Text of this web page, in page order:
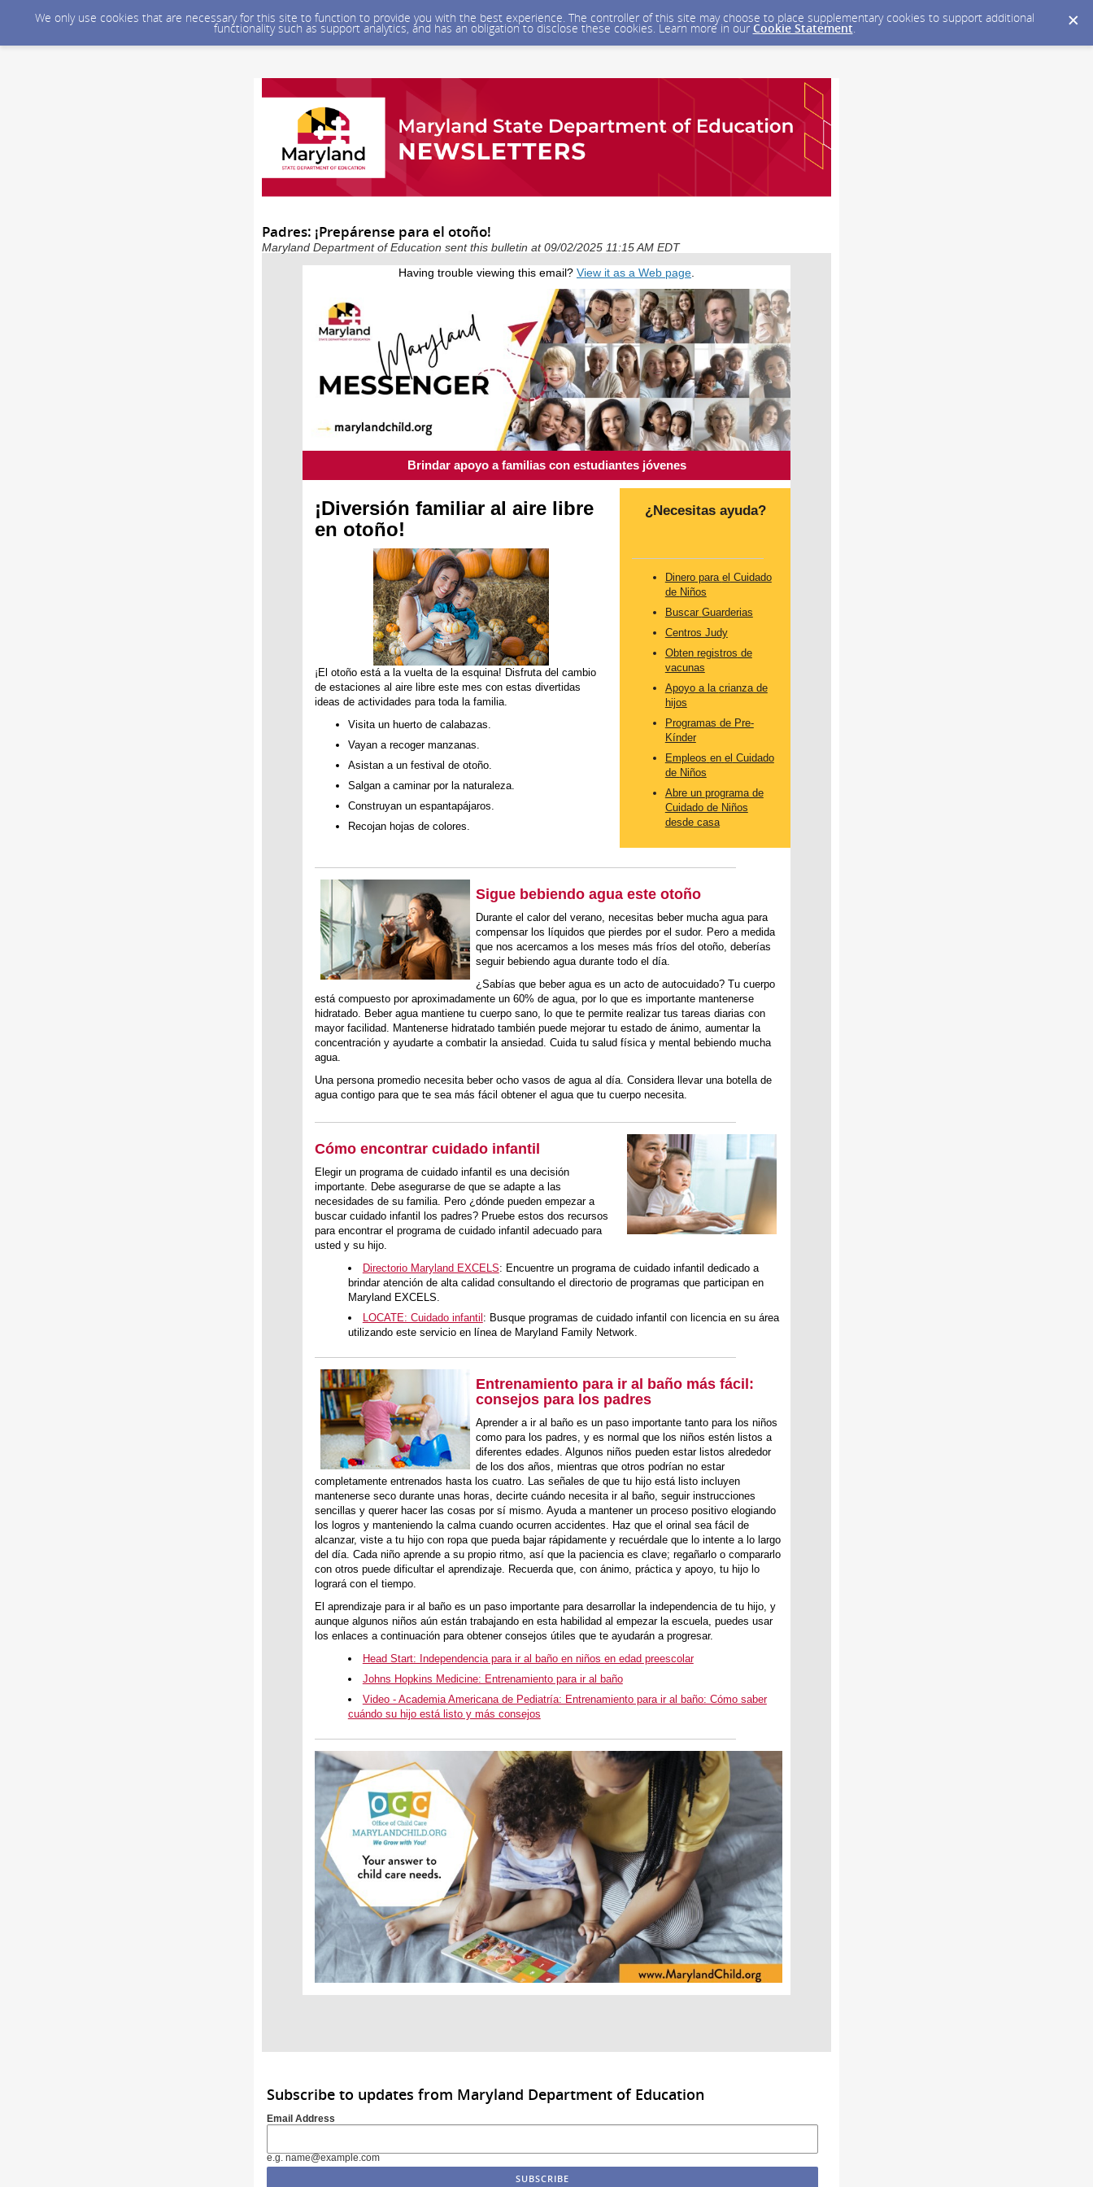
We only use cookies that are necessary for this site to function to provide you with the best experience. The controller of this site may choose to place supplementary cookies to support additional
functionality such as support analytics, and has an obligation to disclose these cookies. Learn more in our Cookie Statement.
Padres: ¡Prepárense para el otoño!
Maryland Department of Education sent this bulletin at 09/02/2025 11:15 AM EDT
Having trouble viewing this email? View it as a Web page
Brindar apoyo a familias con estudiantes jóvenes
¡Diversión familiar al aire libre
en otoño!
¡El otoño está a la vuelta de la esquina! Disfruta del cambio
de estaciones al aire libre este mes con estas divertidas
ideas de actividades para toda la familia.
Visita un huerto de calabazas.
Vayan a recoger manzanas.
Asistan a un festival de otoño.
Salgan a caminar por la naturaleza.
Construyan un espantapájaros.
Recojan hojas de colores.
¿ Necesitas ayuda?
Dineropara el Cuidado
de Niños
Buscar Guarderias
Centros Judy
Obten registros de
vacunas
Apoyoa la crianzade
hijos
Programas de Pre-
Kínder
Empleos en el Cuidado
de Niños
Abre un programade
Cuidado de Niños
desdecasa
Sigue bebiendo agua este otoño
Durante el calor del verano, necesitas beber mucha agua para
compensar los líquidos que pierdes por el sudor. Pero a medida
que nos acercamos a los meses más fríos del otoño, deberías
seguir bebiendo agua durante todo el día.
¿Sabías que beber agua es un acto de autocuidado? Tu cuerpo
está compuesto por aproximadamente un 60% de agua, por lo que es importante mantenerse
hidratado. Beber agua mantiene tu cuerpo sano, lo que te permite realizar tus tareas diarias con
mayor facilidad. Mantenerse hidratado también puede mejorar tu estado de ánimo, aumentar la
concentración y ayudarte a combatir la ansiedad. Cuida tu salud física y mental bebiendo mucha
agua.
Una persona promedio necesita beber ocho vasos de agua al día. Considera llevar una botella de
agua contigo para que te sea más fácil obtener el agua que tu cuerpo necesita.
Cómo encontrar cuidado infantil
Elegir un programa de cuidado infantil es una decisión
importante. Debe asegurarse de que se adapte a las
necesidades de su familia. Pero ¿dónde pueden empezar a
buscar cuidado infantil los padres? Pruebe estos dos recursos
para encontrar el programa de cuidado infantil adecuado para
usted y su hijo.
Directorio Maryland EXCELS: Encuentre un programa de cuidado infantil dedicado a
brindar atención de alta calidad consultando el directorio de programas que participan en
Maryland EXCELS.
LOCATE: Cuidado infantil : Busque programas de cuidado infantil con licencia en su área
utilizando este servicio en línea de Maryland Family Network.
Entrenamiento para ir al baño más fácil:
consejos para los padres
Aprender a ir al baño es un paso importante tanto para los niños
como para los padres, y es normal que los niños estén listos a
diferentes edades. Algunos niños pueden estar listos alrededor
de los dos años, mientras que otros podrían no estar
completamente entrenados hasta los cuatro. Las señales de que tu hijo está listo incluyen
mantenerse seco durante unas horas, decirte cuándo necesita ir al baño, seguir instrucciones
sencillas y querer hacer las cosas por sí mismo. Ayuda a mantener un proceso positivo elogiando
los logros y manteniendo la calma cuando ocurren accidentes. Haz que el orinal sea fácil de
alcanzar, viste a tu hijo con ropa que pueda bajar rápidamente y recuérdale que lo intente a lo largo
del día. Cada niño aprende a su propio ritmo, así que la paciencia es clave; regañarlo o compararlo
con otros puede dificultar el aprendizaje. Recuerda que, con ánimo, práctica y apoyo, tu hijo lo
logrará con el tiempo.
El aprendizaje para ir al baño es un paso importante para desarrollar la independencia de tu hijo, y
aunque algunos niños aún están trabajando en esta habilidad al empezar la escuela, puedes usar
los enlaces a continuación para obtener consejos útiles que te ayudarán a progresar.
Head Start: Independencia para ir al baño en niños en edad preescolar
Johns Hopkins Medicine: Entrenamiento para ir al baño
Video - Academia Americana de Pediatría: Entrenamiento para ir al baño: Cómo saber
cuándo su hijo está listo y más consejos
Subscribe to updates from Maryland Department of Education
Email Address
e.g. name@example.com